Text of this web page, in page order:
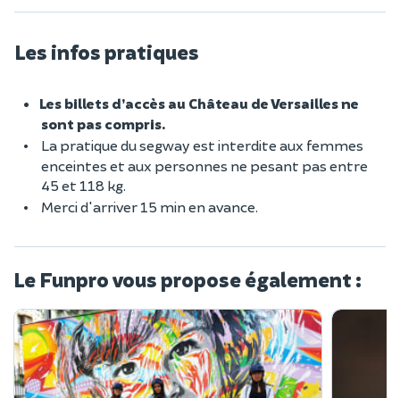
Les infos pratiques
Les billets d’accès au Château de Versailles ne
sont pas compris.
La pratique du segway est interdite aux femmes
enceintes et aux personnes ne pesant pas entre
45 et 118 kg.
Merci d'arriver 15 min en avance.
Le Funpro vous propose également :